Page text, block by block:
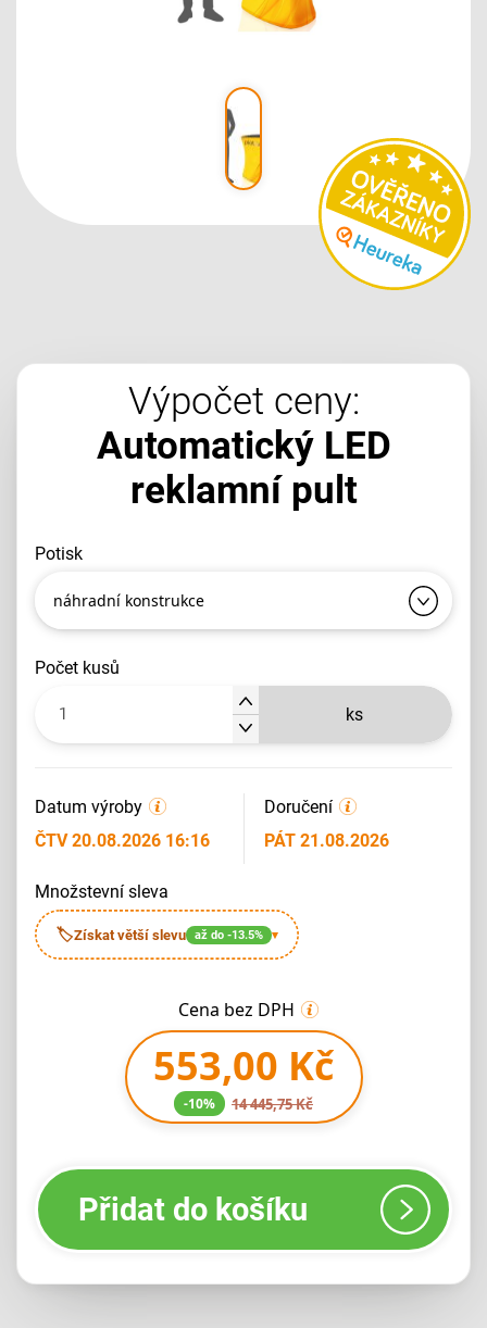
Výpočet ceny:
Automatický LED
reklamní pult
potisk
náhradní konstrukce
počet kusů
ks
Datum výroby
ČTV 20.08.2026 16:16
Doručení
PÁT 21.08.2026
množstevní sleva
🏷Získat větší slevu až do -13.5% ▾
Cena bez DPH
553,00 Kč
-10% 14 445,75 Kč
Přidat do košíku